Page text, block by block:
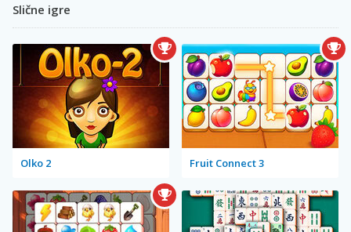
Slične igre
Olko 2 Fruit Connect 3